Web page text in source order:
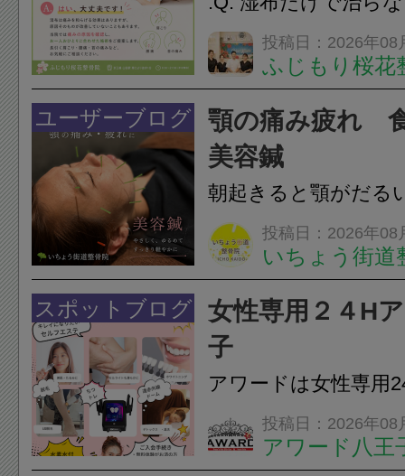
らえますか？A. はい
湿布は痛みを和らげ
すが、原因そのもの
いこともあります。
原因を確認し、お一
投稿日：2026年08
ふじもり桜花
ユーザーブログ
顎の痛み疲れ
美容鍼
朝起きると顎がだる
ありませんか？無意
は、顎の痛みや疲れ
フェイスラインの張
のこわばり・頭痛や
ながることがありま
投稿日：2026年08
いちょう街道
スポットブログ
女性専用２４H
子
アワードは女性専用
フエステを 思いっ
開催中
投稿日：2026年08
アワード八王